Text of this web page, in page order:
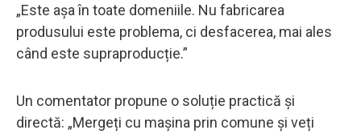
„Este așa în toate domeniile. Nu fabricarea
produsului este problema, ci desfacerea, mai ales
când este supraproducție.”
Un comentator propune o soluție practică și
directă: „Mergeți cu mașina prin comune și veți